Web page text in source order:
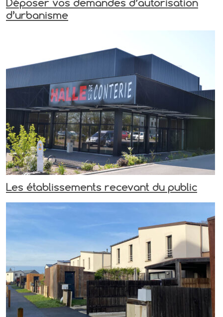
Déposer vos demandes d’autorisation
d’urbanisme
Les établissements recevant du public